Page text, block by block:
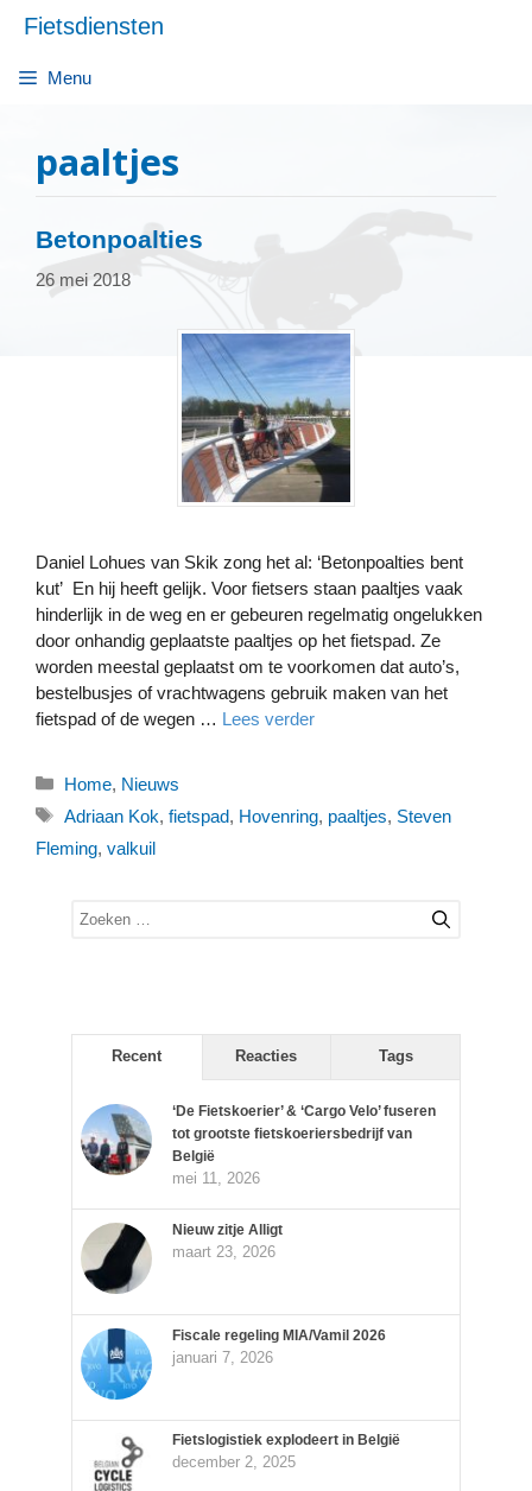
naar
inhoud
Fietsdiensten
Menu
paaltjes
Betonpoalties
26 mei 2018
Daniel Lohues van Skik zong het al: ‘Betonpoalties bent
kut’ En hij heeft gelijk. Voor fietsers staan paaltjes vaak
hinderlijk in de weg en er gebeuren regelmatig ongelukken
door onhandig geplaatste paaltjes op het fietspad. Ze
worden meestal geplaatst om te voorkomen dat auto’s,
bestelbusjes of vrachtwagens gebruik maken van het
fietspad of de wegen … Lees verder
Categorieën
Home, Nieuws
Tags
Adriaan Kok, fietspad, Hovenring, paaltjes, Steven
Fleming, valkuil
Zoek
Recent Reacties Tags
‘De Fietskoerier’ & ‘Cargo Velo’ fuseren
tot grootste fietskoeriersbedrijf van
België
mei 11, 2026
Nieuw zitje Alligt
maart 23, 2026
Fiscale regeling MIA/Vamil 2026
januari 7, 2026
Fietslogistiek explodeert in België
december 2, 2025